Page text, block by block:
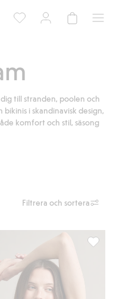
till stranden, poolen och
i skandinavisk design,
komfort och stil, säsong
Filtrera och sortera
baddräkt, Lägg till i